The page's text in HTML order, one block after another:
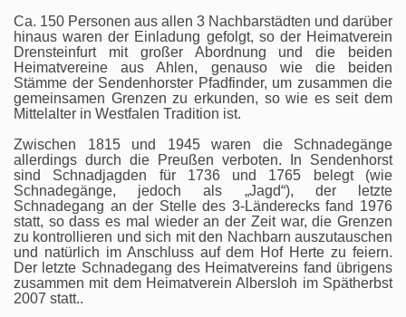
Ca. 150 Personen aus allen 3 Nachbarstädten und darüber
hinaus waren der Einladung gefolgt, so der Heimatverein
Drensteinfurt mit großer Abordnung und die beiden
Heimatvereine aus Ahlen, genauso wie die beiden
Stämme der Sendenhorster Pfadfinder, um zusammen die
gemeinsamen Grenzen zu erkunden, so wie es seit dem
Mittelalter in Westfalen Tradition ist.
Zwischen 1815 und 1945 waren die Schnadegänge
allerdings durch die Preußen verboten. In Sendenhorst
sind Schnadjagden für 1736 und 1765 belegt (wie
Schnadegänge, jedoch als „Jagd“), der letzte
Schnadegang an der Stelle des 3-Länderecks fand 1976
statt, so dass es mal wieder an der Zeit war, die Grenzen
zu kontrollieren und sich mit den Nachbarn auszutauschen
und natürlich im Anschluss auf dem Hof Herte zu feiern.
Der letzte Schnadegang des Heimatvereins fand übrigens
zusammen mit dem Heimatverein Albersloh im Spätherbst
2007 statt..